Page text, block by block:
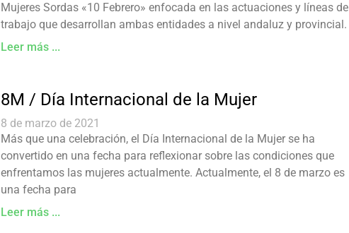
Mujeres Sordas «10 Febrero» enfocada en las actuaciones y líneas de
trabajo que desarrollan ambas entidades a nivel andaluz y provincial.
Leer más ...
8M / Día Internacional de la Mujer
8 de marzo de 2021
Más que una celebración, el Día Internacional de la Mujer se ha
convertido en una fecha para reflexionar sobre las condiciones que
enfrentamos las mujeres actualmente. Actualmente, el 8 de marzo es
una fecha para
Leer más ...